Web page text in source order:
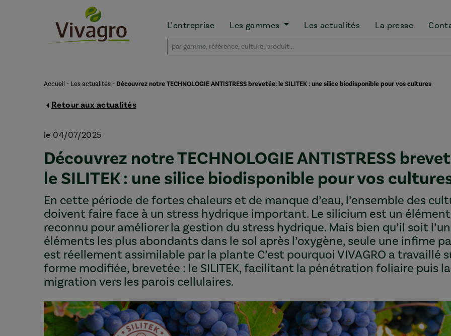
L’entreprise Les gammes Les actualités La presse
Accueil - Les actualités - Découvrez notre TECHNOLOGIE ANTISTRESS brevetée: le SILITEK : une silice biodisponible pour vos cultures
Retour aux actualités
le 04/07/2025
Découvrez notre TECHNOLOGIE ANTISTRESS
le SILITEK : une silice biodisponible pour vos
En cette période de fortes chaleurs et de manque d’eau, l’ensemble des
doivent faire face à un stress hydrique important. Le silicium est un élément
reconnu pour améliorer la gestion du stress hydrique. Mais bien qu’il soit
éléments les plus abondants dans le sol après l’oxygène, seule une infime
est réellement assimilable par la plante C’est pourquoi VIVAGRO a travaillé
forme modifiée, brevetée : le SILITEK, facilitant la pénétration foliaire puis la
migration vers les parois cellulaires.